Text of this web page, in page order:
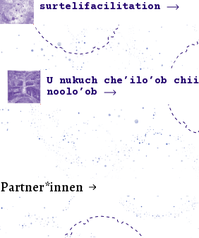
surtelifacilitation
U nukuch che’ilo’ob
noolo’ob
Partner*innen